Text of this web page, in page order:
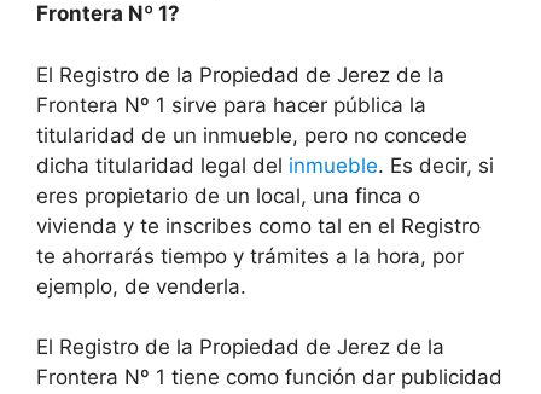
Frontera Nº 1?
El Registro de la Propiedad de Jerez de la
Frontera Nº 1 sirve para hacer pública la
titularidad de un inmueble, pero no concede
dicha titularidad legal del inmueble. Es decir, si
eres propietario de un local, una finca o
vivienda y te inscribes como tal en el Registro
te ahorrarás tiempo y trámites a la hora, por
ejemplo, de venderla.
El Registro de la Propiedad de Jerez de la
Frontera Nº 1 tiene como función dar publicidad